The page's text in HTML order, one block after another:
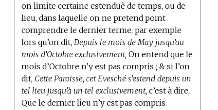
on limite certaine estenduë de temps, ou de
lieu, dans laquelle on ne pretend point
comprendre le dernier terme, par exemple
lors qu’on dit, Depuis le mois de May jusqu’au
mois d’Octobre exclusivement, On entend que le
mois d’Octobre n’y est pas compris ; & si l’on
dit, Cette Paroisse, cet Evesché s’estend depuis un
tel lieu jusqu’à un tel exclusivement, c’est à dire,
Que le dernier lieu n’y est pas compris.